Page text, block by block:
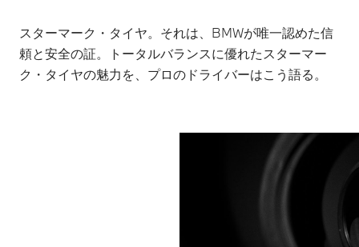
スターマーク・タイヤ。それは、BMWが唯一認めた信
頼と安全の証。トータルバランスに優れたスターマー
ク・タイヤの魅力を、プロのドライバーはこう語る。